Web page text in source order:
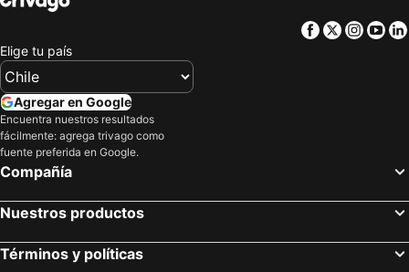
Hotel Canarius D'Gaibu
Pousada La Belle
Amaraíz Pousada
Pousada Vivenda Oriente
Flats Privé Village Galés
Costa Mar Recife Hotel by Atlantica
Malia Resort By Mai
Pousada Mansao Da Costa
Porto de Galinhas - Pousada Beach Garden
Maraga Bento Hotel
Pousada Solmar
Facebook
Twitter
Elige tu país
Agregar en Google
Encuentra nuestros resultados
fácilmente: agrega trivago como
fuente preferida en Google.
Compañía
Nuestros productos
Términos y políticas